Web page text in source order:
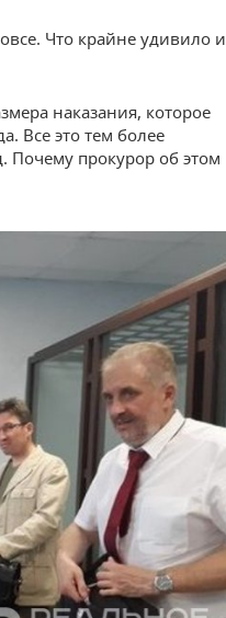
Что крайне удивило и
наказания, которое
Все это тем более
Почему прокурор об этом